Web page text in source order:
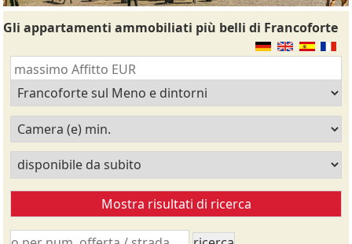
Gli appartamenti ammobiliati più belli di Francoforte